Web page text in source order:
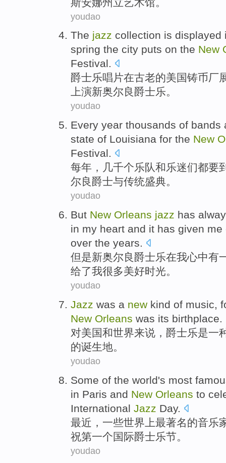
youdao
The jazz collection is displayed
spring the city puts on the New
Festival.
爵士乐唱片在古老的美国铸币厂
上演新奥尔良爵士乐。
youdao
Every year thousands of bands
state of Louisiana for the New
Festival.
每年 ， 几千个乐队和乐迷们都要
尔良爵士与传统盛典。
youdao
But New Orleans jazz has
in my heart and it has given me
over the years.
但是新奥尔良爵士乐在我心中有
给了我很多美好时光。
youdao
Jazz was a new kind of music,
New Orleans was its birthplace.
对美国和世界来说， 爵士乐是一
的诞生地。
youdao
Some of the world's most
in Paris and New Orleans to
International Jazz Day.
最近 ， 一些世界上最著名的音乐
祝第一个国际爵士乐节 。
youdao